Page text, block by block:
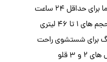
حداقل 24 ساعت
تا 46 لیتری
برای شستشوی راحت
و 3 قلو